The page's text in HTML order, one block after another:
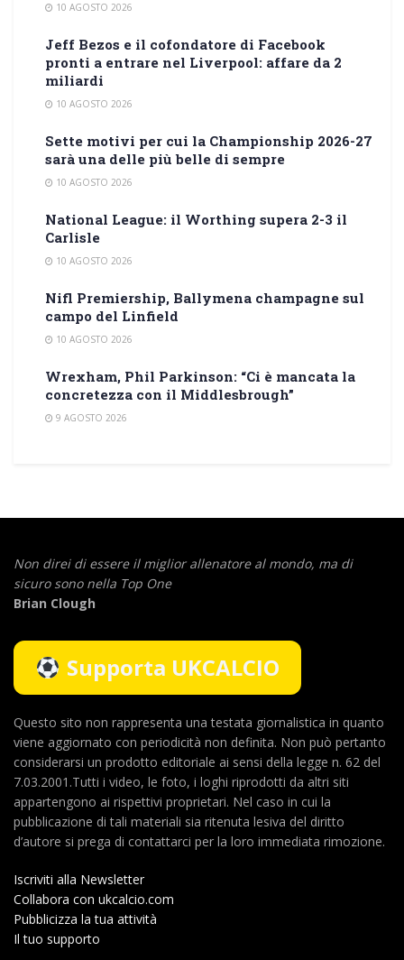
10 AGOSTO 2026
Jeff Bezos e il cofondatore di Facebook
pronti a entrare nel Liverpool: affare da 2
miliardi
10 AGOSTO 2026
Sette motivi per cui la Championship 2026-27
sarà una delle più belle di sempre
10 AGOSTO 2026
National League: il Worthing supera 2-3 il
Carlisle
10 AGOSTO 2026
Nifl Premiership, Ballymena champagne sul
campo del Linfield
10 AGOSTO 2026
Wrexham, Phil Parkinson: “Ci è mancata la
concretezza con il Middlesbrough”
9 AGOSTO 2026
Non direi di essere il miglior allenatore al mondo, ma di
sicuro sono nella Top One
Brian Clough
Supporta UKCALCIO
Questo sito non rappresenta una testata giornalistica in quanto
viene aggiornato con periodicità non definita. Non può pertanto
considerarsi un prodotto editoriale ai sensi della legge n. 62 del
7.03.2001.Tutti i video, le foto, i loghi riprodotti da altri siti
appartengono ai rispettivi proprietari. Nel caso in cui la
pubblicazione di tali materiali sia ritenuta lesiva del diritto
d’autore si prega di contattarci per la loro immediata rimozione.
Iscriviti alla Newsletter
Collabora con ukcalcio.com
Pubblicizza la tua attività
Il tuo supporto